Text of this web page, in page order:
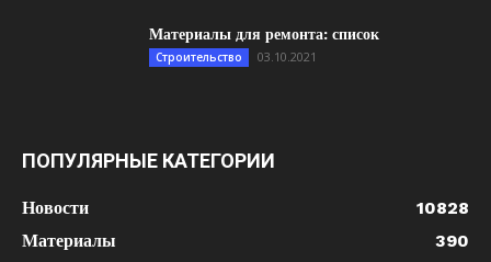
Материалы для ремонта: список
Строительство 03.10.2021
ПОПУЛЯРНЫЕ КАТЕГОРИИ
Новости
10828
Материалы
390